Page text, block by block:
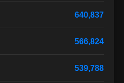
640,837
566,824
539,788